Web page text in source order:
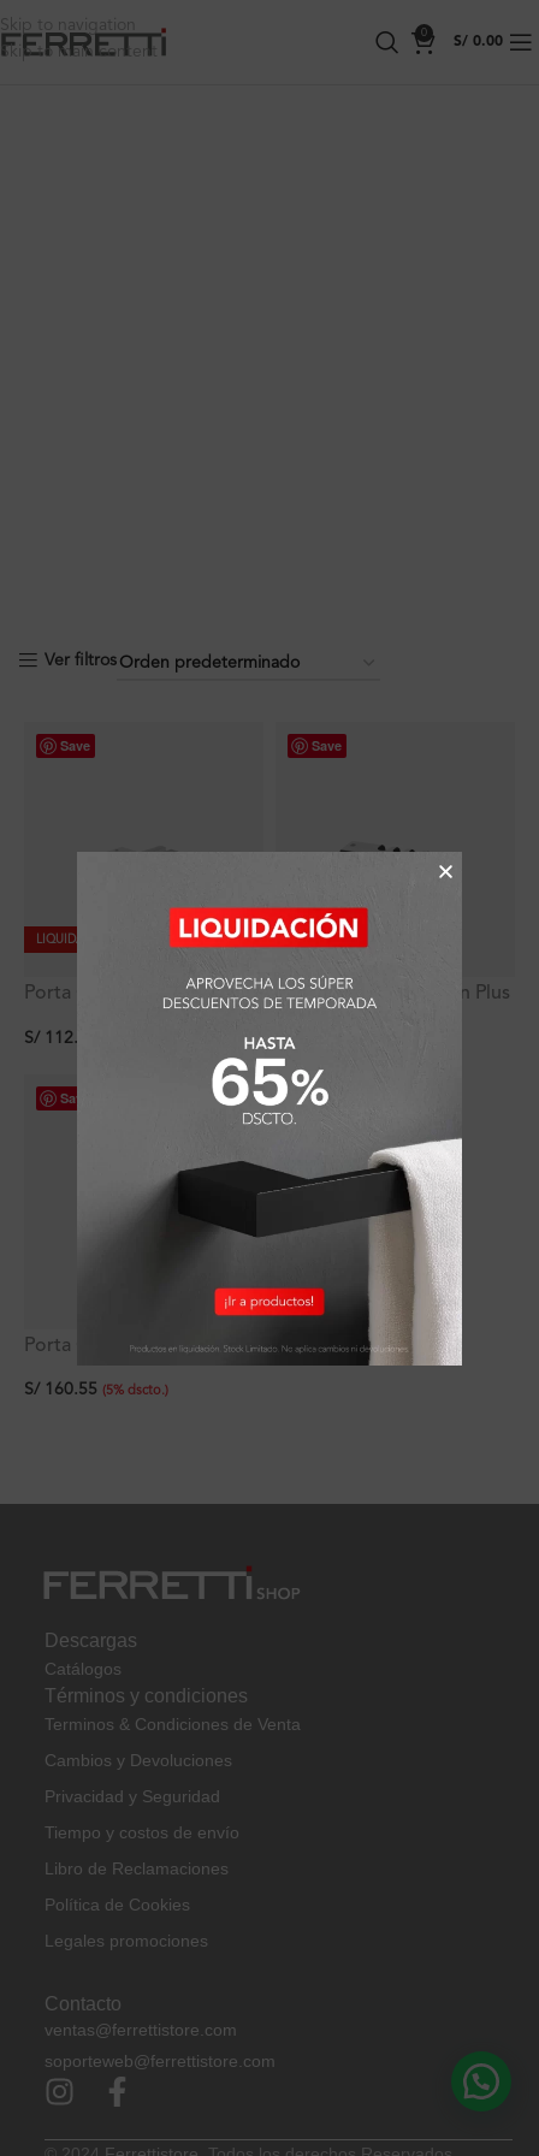
Skip to navigation
Skip to main content
0
S/ 0.00
Ver filtros
Save
LIQUIDACIÓN
Porta Cepillos Zen Bronce
S/112.20
Save
Porta Cepillos Fashion Plus
S/139.41
Save
Porta Cepillo Holland
S/160.55 (5% dscto.)
Descargas
Catálogos
Términos y condiciones
Terminos & Condiciones de Venta
Cambios y Devoluciones
Privacidad y Seguridad
Tiempo y costos de envío
Libro de Reclamaciones
Política de Cookies
Legales promociones
Contacto
ventas@ferrettistore.com
soporteweb@ferrettistore.com